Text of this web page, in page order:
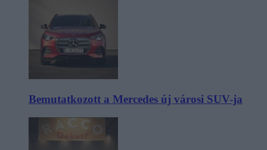
Bemutatkozott a Mercedes új városi SUV-ja